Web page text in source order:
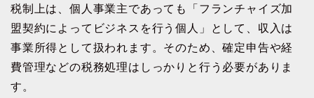
税制上は、個人事業主であっても「フランチャイズ加
盟契約によってビジネスを行う個人」として、収入は
事業所得として扱われます。そのため、確定申告や経
費管理などの税務処理はしっかりと行う必要がありま
す。